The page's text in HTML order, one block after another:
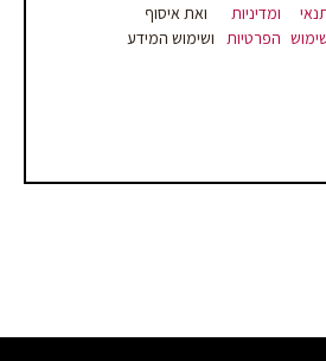
ומדיניות
הפרטיות
ואת איסוף
ושימוש המידע